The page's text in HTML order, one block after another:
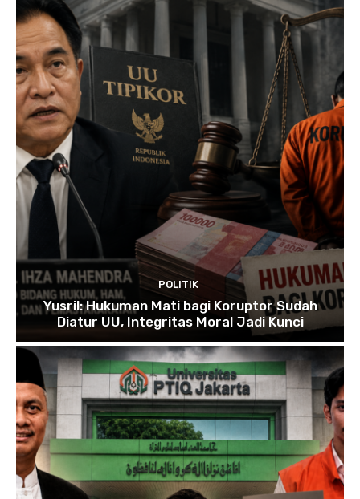
POLITIK
Yusril: Hukuman Mati bagi Koruptor Sudah
Diatur UU, Integritas Moral Jadi Kunci